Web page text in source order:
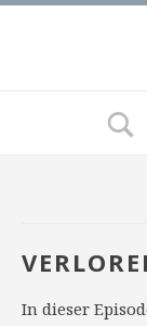
In dieser